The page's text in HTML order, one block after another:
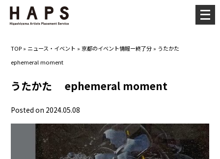
TOP » ニュース・イベント »京都のイベント情報ー終了分 » うたかた
ephemeral moment
うたかた ephemeral moment
Posted on 2024.05.08
メ
ニ